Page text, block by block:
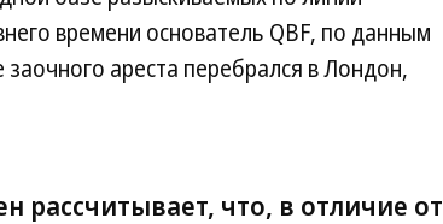
времени основатель QBF, по данным
ареста перебрался в Лондон,
рассчитывает, что, в отличие от